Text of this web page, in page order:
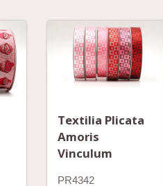
Textilia Plicata
Amoris
Vinculum
PR4342